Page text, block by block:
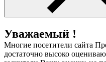
Уважаемый !
Многие посетители сайта
достаточно высоко